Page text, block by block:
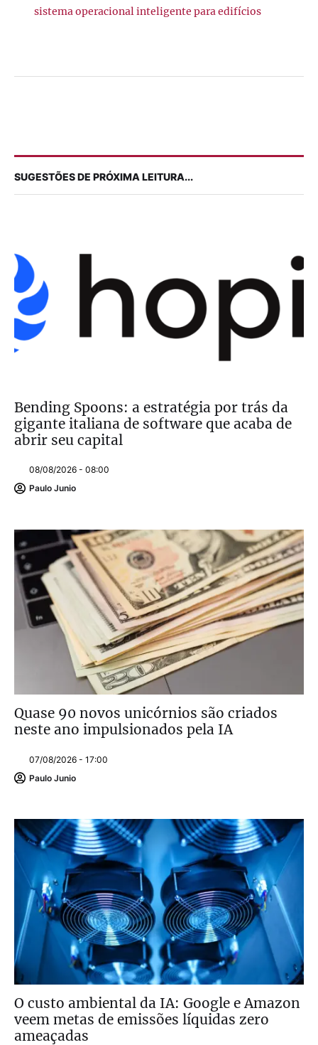
sistema operacional inteligente para edifícios
SUGESTÕES DE PRÓXIMA LEITURA...
Bending Spoons: a estratégia por trás da
gigante italiana de software que acaba de
abrir seu capital
08/08/2026 - 08:00
Paulo Junio
Quase 90 novos unicórnios são criados
neste ano impulsionados pela IA
07/08/2026 - 17:00
Paulo Junio
O custo ambiental da IA: Google e Amazon
veem metas de emissões líquidas zero
ameaçadas